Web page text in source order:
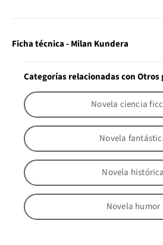
Ficha técnica - Milan Kundera
Categorías relacionadas con Otros
Novela ciencia
Novela
Novela histórica
Novela humor